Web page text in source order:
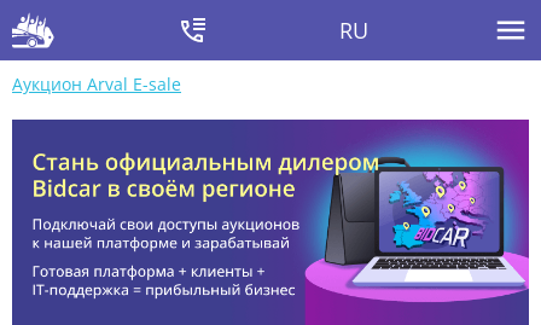
RU
Аукцион Arval E-sale